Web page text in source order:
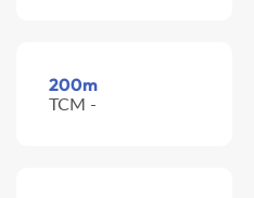
200m
TCM -